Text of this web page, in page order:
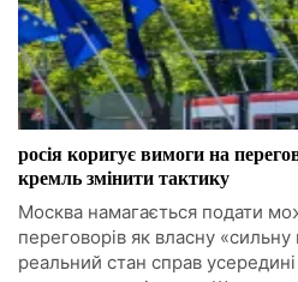
росія коригує вимоги на
кремль змінити тактику
Москва намагається подати
переговорів як власну
реальний стан справ